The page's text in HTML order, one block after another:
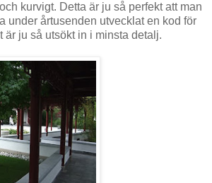
kurvigt. Detta är ju så perfekt att man
under årtusenden utvecklat en kod för
är ju så utsökt in i minsta detalj.